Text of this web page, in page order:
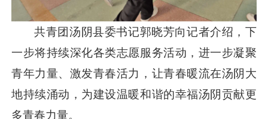
共青团汤阴县委书记郭晓芳向记者介绍，下
一步将持续深化各类志愿服务活动，进一步凝聚
青年力量、激发青春活力，让青春暖流在汤阴大
地持续涌动，为建设温暖和谐的幸福汤阴贡献更
多青春力量。